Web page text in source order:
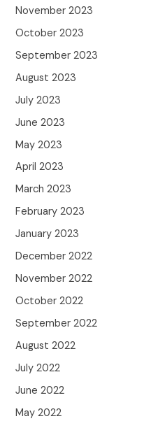
November 2023
October 2023
September 2023
August 2023
July 2023
June 2023
May 2023
April 2023
March 2023
February 2023
January 2023
December 2022
November 2022
October 2022
September 2022
August 2022
July 2022
June 2022
May 2022